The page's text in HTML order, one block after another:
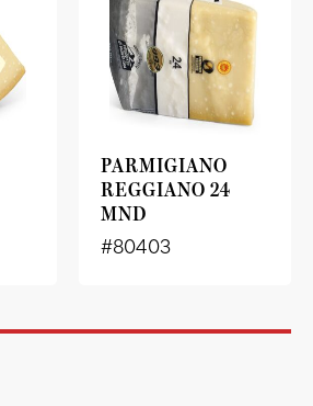
PARMIGIANO
REGGIANO 24
MND
#80403